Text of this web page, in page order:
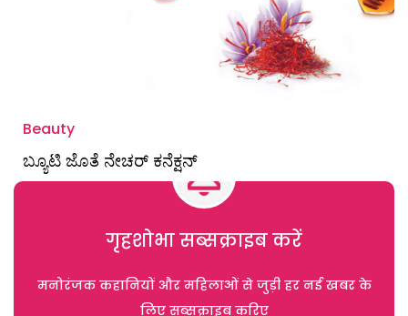
Beauty
ಬ್ಯೂಟಿ ಜೊತೆ ನೇಚರ್‌ ಕನೆಕ್ಷನ್‌
गृहशोभा सब्सक्राइब करें
मनोरंजक कहानियों और महिलाओं से जुड़ी हर नई खबर के
लिए सब्सक्राइब करिए